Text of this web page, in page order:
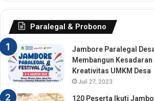
Paralegal & Probono
Jambore Paralegal
Membangun Kesadaran
Kreativitas UMKM Desa
Juli 27, 2023
120 Peserta Ikuti